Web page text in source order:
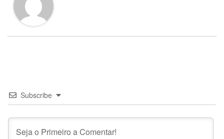
Subscribe